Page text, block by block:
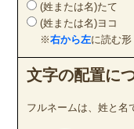
(姓または名)たて
(姓または名)ヨコ
※右から左に読む形
文字の配置に
フルネームは、姓と名